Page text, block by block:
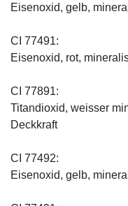
Eisenoxid, gelb,
CI 77491:
Eisenoxid, rot,
CI 77891:
Titandioxid, weisser
Deckkraft
CI 77492:
Eisenoxid, gelb,